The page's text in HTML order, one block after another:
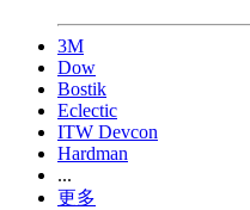
3M
Dow
Bostik
Eclectic
ITW Devcon
Hardman
...
更多